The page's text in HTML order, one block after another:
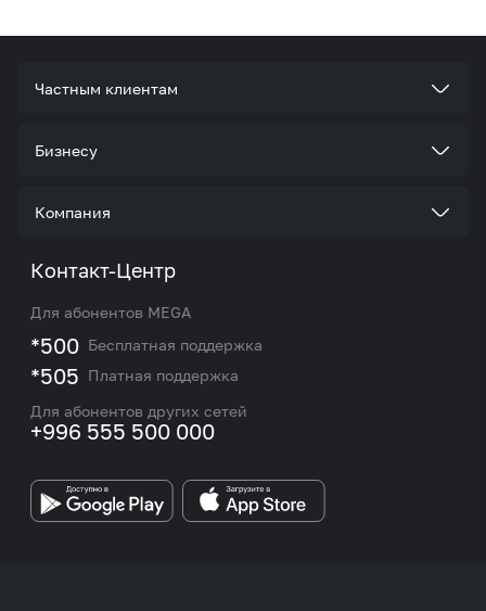
Частным клиентам
Тарифы
Роуминг и международные звонки
eSIM
Подбор номера
Бизнесу
Стать корпоративным клиентом
M2M
Контакты сотрудников отдела по работе с
корпоративными и VIP клиентами
Компания
О нас
Новости
Карта покрытия сети и центров обслуживания
Работа в MEGA
Бренд MEGA
Контакт-Центр
Для абонентов MEGA
*500 Бесплатная поддержка
*505 Платная поддержка
Для абонентов других сетей
+996 555 500 000